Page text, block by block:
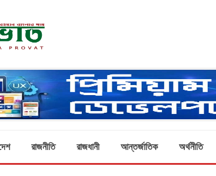
রাজনীতি রাজধানী আন্তর্জাতিক অর্থনীতি